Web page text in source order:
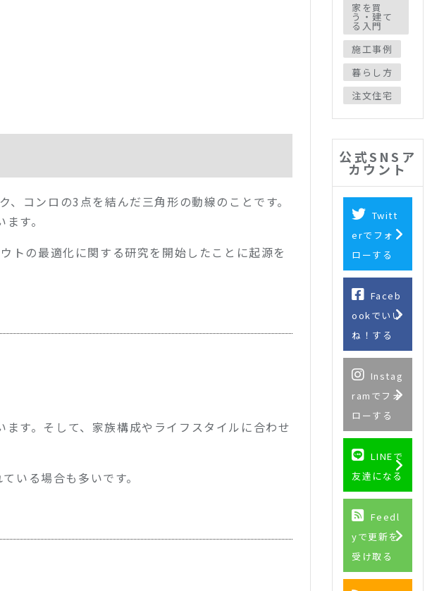
コンロの3点を結んだ三角形の動線のことです。
す。
トの最適化に関する研究を開始したことに起源を
す。そして、家族構成やライフスタイルに合わせ
いる場合も多いです。
家を買
う・建て
る入門
施工事例
暮らし方
注文住宅
公式SNSア
カウント
Twitt
erでフォ
ローする
Faceb
ookでいい
ね！する
Instag
ramでフォ
ローする
LINEで
友達になる
Feedl
yで更新を
受け取る